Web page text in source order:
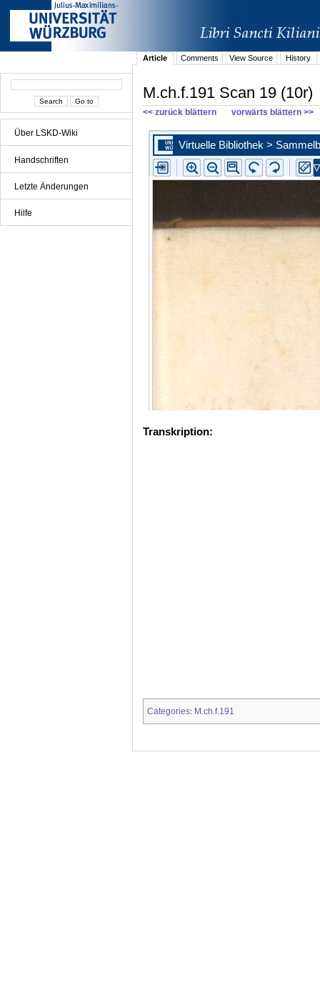
Über LSKD-Wiki
Handschriften
Letzte Änderungen
Hilfe
Article Comments View Source History
M.ch.f.191 Scan 19 (10r)
<< zurück blättern vorwärts blättern >>
Transkription:
Categories: M.ch.f.191